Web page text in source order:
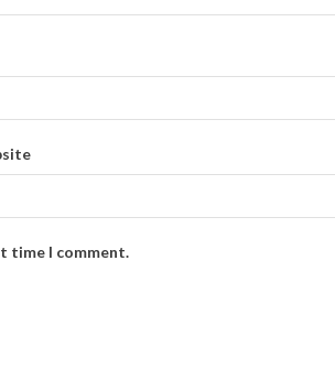
time I comment.